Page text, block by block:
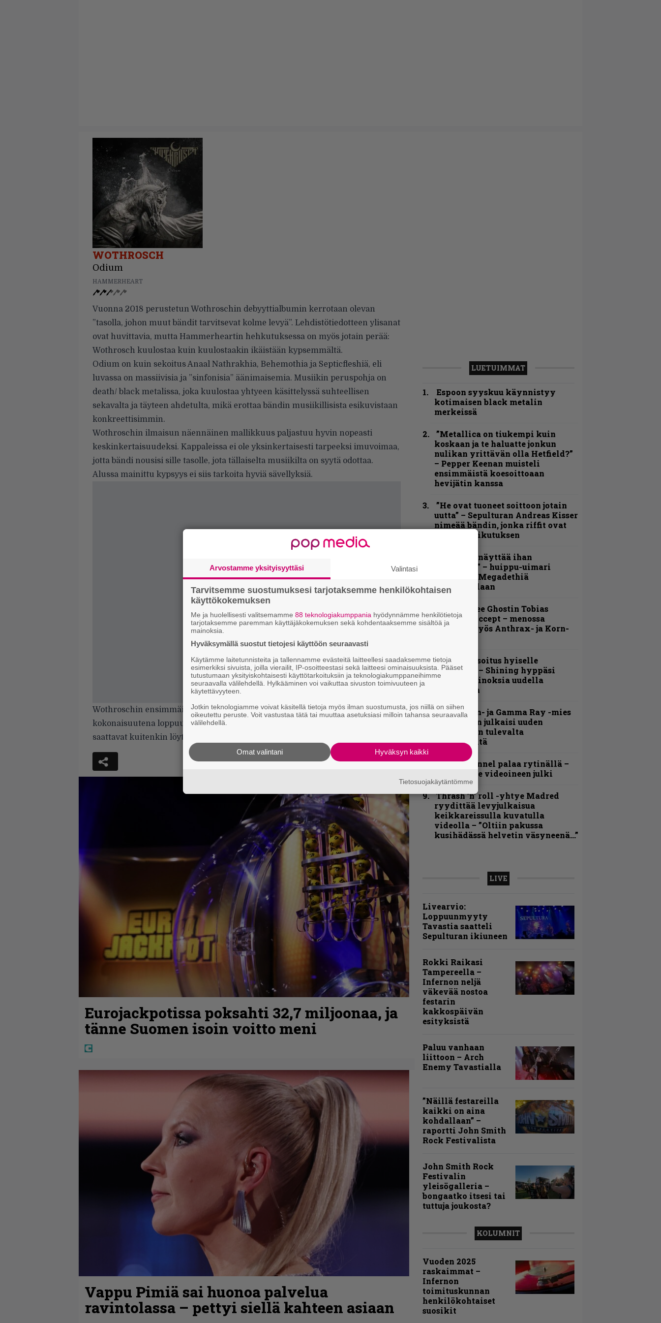
WOTHROSCH
Odium
HAMMERHEART
Vuonna 2018 perustetun Wothroschin debyyttialbumin kerrotaan olevan
”tasolla, johon muut bändit tarvitsevat kolme levyä”. Lehdistötiedotteen ylisanat
ovat huvittavia, mutta Hammerheartin hehkutuksessa on myös jotain perää:
Wothrosch kuulostaa kuin kuulostaakin ikäistään kypsemmältä.
Odium on kuin sekoitus Anaal Nathrakhia, Behemothia ja Septicfleshiä, eli
luvassa on massiivisia ja ”sinfonisia” äänimaisemia. Musiikin peruspohja on
death/ black metalissa, joka kuulostaa yhtyeen käsittelyssä suhteellisen
sekavalta ja täyteen ahdetulta, mikä erottaa bändin musiikillisista esikuvistaan
konkreettisimmin.
Wothroschin ilmaisun näennäinen mallikkuus paljastuu hyvin nopeasti
keskinkertaisuudeksi. Kappaleissa ei ole yksinkertaisesti tarpeeksi imuvoimaa,
jotta bändi nousisi sille tasolle, jota tällaiselta musiikilta on syytä odottaa.
Alussa mainittu kypsyys ei siis tarkoita hyviä sävellyksiä.
Wothroschin ensimmäinen on hetkittäin mukiinmenevä teos, joka ei kanna
kokonaisuutena loppuun asti. Erityisesti Behemothin ja Septicfleshin ystävät
saattavat kuitenkin löytää Odiumilta jotain omaan makuun sopivaa.
Eurojackpotissa poksahti 32,7 miljoonaa, ja
tänne Suomen isoin voitto meni
Vappu Pimiä sai huonoa palvelua
ravintolassa – pettyi siellä kahteen asiaan
LUETUIMMAT
Espoon syyskuu käynnistyy
kotimaisen black metalin
merkeissä
”Metallica on tiukempi kuin
koskaan ja te haluatte jonkun
nulikan yrittävän olla Hetfield?”
– Pepper Keenan muisteli
ensimmäistä koesoittoaan
hevijätin kanssa
”He ovat tuoneet soittoon jotain
uutta” – Sepulturan Andreas Kisser
nimeää bändin, jonka riffit ovat
tehneet vaikutuksen
”Mitalini näyttää ihan
plektralta” – huippu-uimari
jamittelee Megadethiä
palkinnollaan
Näin lähtee Ghostin Tobias
Forgelta Accept – menossa
mukana myös Anthrax- ja Korn-
Kunnianosoitus hyiselle
Pohjolalle – Shining hyppäsi
keskelle kinoksia uudella
videollaan
Helloween- ja Gamma Ray -mies
Kai Hansen julkaisi uuden
maistiaisen tulevalta
soololevyltä
Blind Channel palaa rytinällä –
tuplasingle videoineen julki
Thrash ’n’ roll -yhtye Madred
ryydittää levyjulkaisua
keikkareissulla kuvatulla
videolla – ”Oltiin pakussa
kusihädässä helvetin väsyneenä…”
LIVE
Livearvio:
Loppuunmyyty
Tavastia saatteli
Sepulturan ikiuneen
Rokki Raikasi
Tampereella –
Infernon neljä
väkevää nostoa
festarin
kakkospäivän
esityksistä
Paluu vanhaan
liittoon – Arch
Enemy Tavastialla
”Näillä festareilla
kaikki on aina
kohdallaan” –
raportti John Smith
Rock Festivalista
John Smith Rock
Festivalin
yleisögalleria –
bongaatko itsesi tai
tuttuja joukosta?
KOLUMNIT
Vuoden 2025
raskaimmat –
Infernon
toimituskunnan
henkilökohtaiset
suosikit
Arvostamme yksityisyyttäsi Valintasi
Tarvitsemme suostumuksesi tarjotaksemme henkilökohtaisen
käyttökokemuksen
Me ja huolellisesti valitsemamme 88 teknologiakumppania hyödynnämme henkilötietoja
tarjotaksemme paremman käyttäjäkokemuksen sekä kohdentaaksemme sisältöä ja
mainoksia.
Hyväksymällä suostut tietojesi käyttöön seuraavasti
Käytämme laitetunnisteita ja tallennamme evästeitä laitteellesi saadaksemme tietoja
esimerkiksi sivuista, joilla vierailit, IP-osoitteestasi sekä laitteesi ominaisuuksista. Pääset
tutustumaan yksityiskohtaisesti käyttötarkoituksiin ja teknologiakumppaneihimme
seuraavalla välilehdellä. Hylkääminen voi vaikuttaa sivuston toimivuuteen ja
käytettävyyteen.
Jotkin teknologiamme voivat käsitellä tietoja myös ilman suostumusta, jos niillä on siihen
oikeutettu peruste. Voit vastustaa tätä tai muuttaa asetuksiasi milloin tahansa seuraavalla
välilehdellä.
Hyväksyn kaikki
Omat valintani
Tietosuojakäytäntömme